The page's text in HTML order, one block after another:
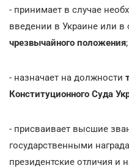
- принимает в случае
введении в Украине или в
чрезвычайного положения;
- назначает на должности
Конституционного Суда
- присваивает высшие
государственными
президентские отличия и